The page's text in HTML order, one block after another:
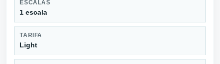
ESCALAS
1 escala
TARIFA
Light